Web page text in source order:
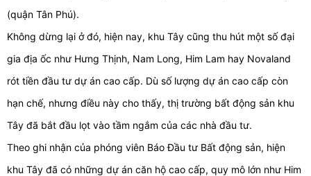
(quận Tân Phú).
Không dừng lại ở đó, hiện nay, khu Tây cũng thu hút một số đại
gia địa ốc như Hưng Thịnh, Nam Long, Him Lam hay Novaland
rót tiền đầu tư dự án cao cấp. Dù số lượng dự án cao cấp còn
hạn chế, nhưng điều này cho thấy, thị trường bất động sản khu
Tây đã bắt đầu lọt vào tầm ngắm của các nhà đầu tư.
Theo ghi nhận của phóng viên Báo Đầu tư Bất động sản, hiện
khu Tây đã có những dự án căn hộ cao cấp, quy mô lớn như Him